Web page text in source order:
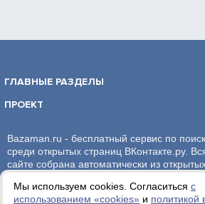
Мы используем cookies. Согласиться с
использованием «сookies» и политикой
ГЛАВНЫЕ РАЗДЕЛЫ
ПРОЕКТ
Bazaman.ru - бесплатный сервис по
среди открытых страниц ВКонтакте.ру.
сайте собрана автоматически из
администрация сайта ответственности не